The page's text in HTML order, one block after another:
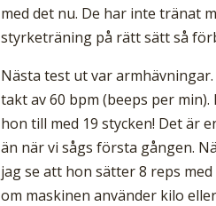
med det nu. De har inte tränat
styrketräning på rätt sätt så
Nästa test ut var
takt av 60 bpm (beeps per
hon till med 19 stycken! Det är
än när vi sågs första gången.
jag se att hon sätter 8 reps
om maskinen använder kilo